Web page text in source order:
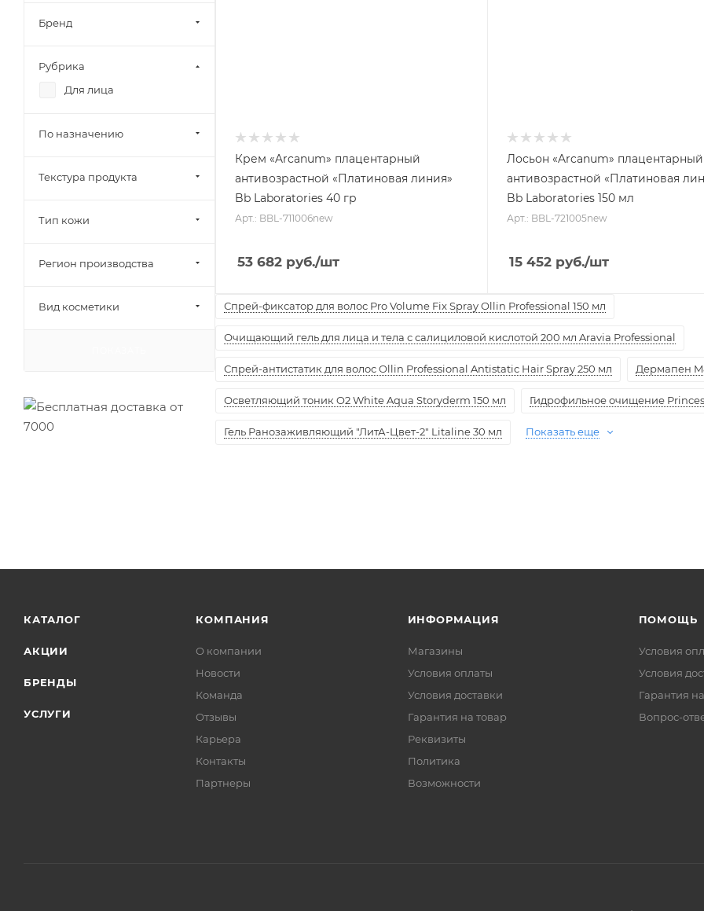
Крем «Arcanum» плацентарный
антивозрастной «Платиновая линия»
Bb Laboratories 40 гр
Арт.: BBL-711006new
53 682 руб./шт
Лосьон «Arcanum» плацентарный
антивозрастной «Платиновая
Bb Laboratories 150 мл
Арт.: BBL-721005new
15 452 руб./шт
Спрей-фиксатор для волос Pro Volume Fix Spray Ollin Professional 150 мл
Очищающий гель для лица и тела с салициловой кислотой 200 мл Aravia Professional
Спрей-антистатик для волос Ollin Professional Antistatic Hair Spray 250 мл Дермапен
Осветляющий тоник O2 White Aqua Storyderm 150 мл Гидрофильное очищение
Гель Ранозаживляющий "ЛитА-Цвет-2" Litaline 30 мл Показать еще
Бренд
Рубрика
Для лица
По назначению
Текстура продукта
Тип кожи
Регион производства
Вид косметики
КАТАЛОГ
АКЦИИ
БРЕНДЫ
УСЛУГИ
КОМПАНИЯ
О компании
Новости
Команда
Отзывы
Карьера
Контакты
Партнеры
ИНФОРМАЦИЯ
Магазины
Условия оплаты
Условия доставки
Гарантия на товар
Реквизиты
Политика
Возможности
ПОМОЩЬ
Условия
Условия
Гарантия
Вопрос-